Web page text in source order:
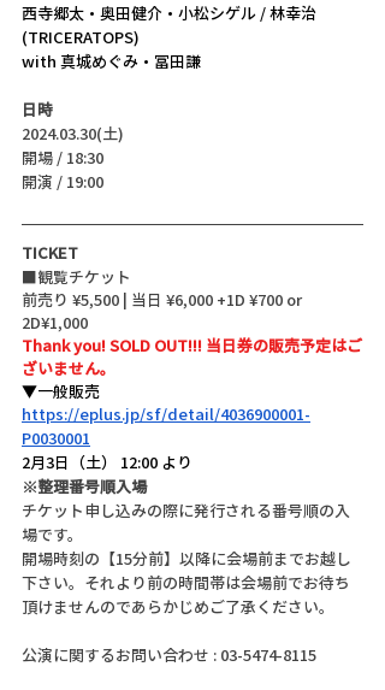
西寺郷太・奥田健介・小松シゲル / 林幸治
(TRICERATOPS)
with 真城めぐみ・冨田謙
日時
2024.03.30(土)
開場 / 18:30
開演 / 19:00
TICKET
■観覧チケット
前売り ¥5,500 | 当日 ¥6,000 +1D ¥700 or
2D¥1,000
Thank you! SOLD OUT!!! 当日券の販売予定はご
ざいません。
▼一般販売
https://eplus.jp/sf/detail/4036900001-
P0030001
2月3日（土） 12:00 より
※整理番号順入場
チケット申し込みの際に発行される番号順の入
場です。
開場時刻の【15分前】以降に会場前までお越し
下さい。それより前の時間帯は会場前でお待ち
頂けませんのであらかじめご了承ください。
公演に関するお問い合わせ : 03-5474-8115